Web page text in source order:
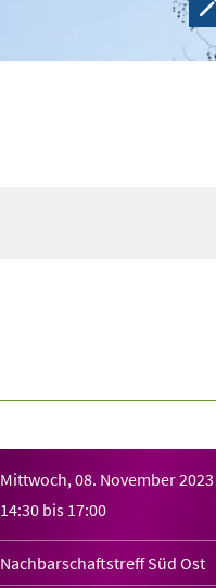
Mittwoch, 08. November 2023
14:30 bis 17:00
Nachbarschaftstreff Süd Ost